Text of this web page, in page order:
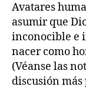
Avatares
asumir que
inconocible e
nacer como
(Véanse las
discusión